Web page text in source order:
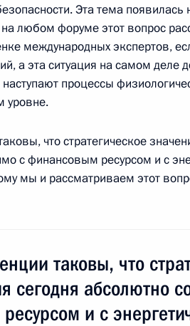
переговоры на высшем
Москва, Кремль
воскресенье
Дмитрия Медведева с
Сингхом
Московская область, Барвиха
день траура в связи с
Эта тема
на любом форуме этот вопрос
международных экспертов,
а эта ситуация на самом деле
процессы
уровне.
что стратегическое
с финансовым ресурсом и с
мы и рассматриваем этот
таковы, что
сегодня абсолютно
и с